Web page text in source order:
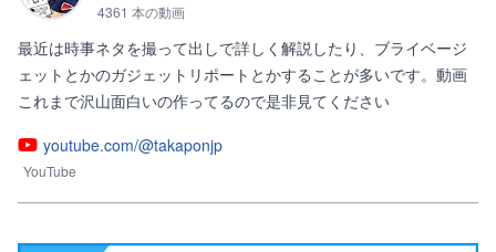
4361 本の動画
最近は時事ネタを撮って出しで詳しく解説したり、ブライベージ
ェットとかのガジェットリポートとかすることが多いです。動画
これまで沢山面白いの作ってるので是非見てください
youtube.com/@takaponjp
YouTube